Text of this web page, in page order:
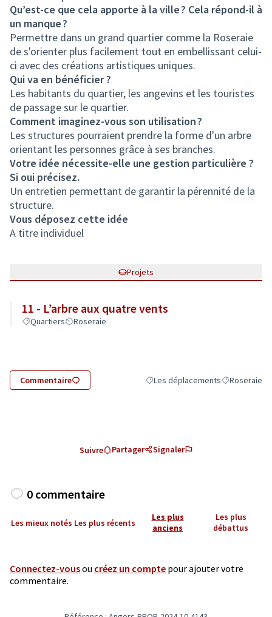
Qu’est-ce que cela apporte à la ville ? Cela répond-il à
un manque ?
Permettre dans un grand quartier comme la Roseraie
de s'orienter plus facilement tout en embellissant celui-
ci avec des créations artistiques uniques.
Qui va en bénéficier ?
Les habitants du quartier, les angevins et les touristes
de passage sur le quartier.
Comment imaginez-vous son utilisation ?
Les structures pourraient prendre la forme d'un arbre
orientant les personnes grâce à ses branches.
Votre idée nécessite-elle une gestion particulière ?
Si oui précisez.
Un entretien permettant de garantir la pérennité de la
structure.
Vous déposez cette idée
A titre individuel
Projets
11 - L’arbre aux quatre vents
Quartiers Roseraie
Commentaire Filtrer les résultats de la
Les déplacementsFiltrer les
Roseraie
Suivre Partager Signaler
0 commentaire
Les mieux notés Les plus récents
Les plus
anciens
Les plus
débattus
Connectez-vousou créez un compte pour ajouter votre
commentaire.